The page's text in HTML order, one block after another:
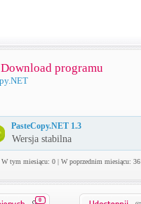
programu
PasteCopy.NET 1.3
Wersja stabilna
W tym miesiącu: 0 | W poprzednim miesiącu: 36
0